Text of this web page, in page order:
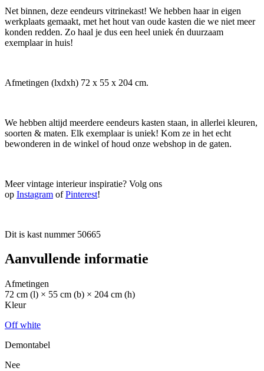
Net binnen, deze eendeurs vitrinekast! We hebben haar in eigen
werkplaats gemaakt, met het hout van oude kasten die we niet meer
konden redden. Zo haal je dus een heel uniek én duurzaam
exemplaar in huis!
Afmetingen (lxdxh) 72 x 55 x 204 cm.
We hebben altijd meerdere eendeurs kasten staan, in allerlei kleuren,
soorten & maten. Elk exemplaar is uniek! Kom ze in het echt
bewonderen in de winkel of houd onze webshop in de gaten.
Meer vintage interieur inspiratie? Volg ons
op Instagram ofPinterest!
Dit is kast nummer 50665
Aanvullende informatie
Afmetingen
72 cm (l) × 55 cm (b) × 204 cm (h)
Kleur
Off white
Demontabel
Nee